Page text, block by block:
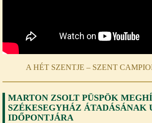
A HÉT SZENTJE – SZENT
MARTON ZSOLT PÜSPÖK
SZÉKESEGYHÁZ ÁTADÁSÁNAK
IDŐPONTJÁRA